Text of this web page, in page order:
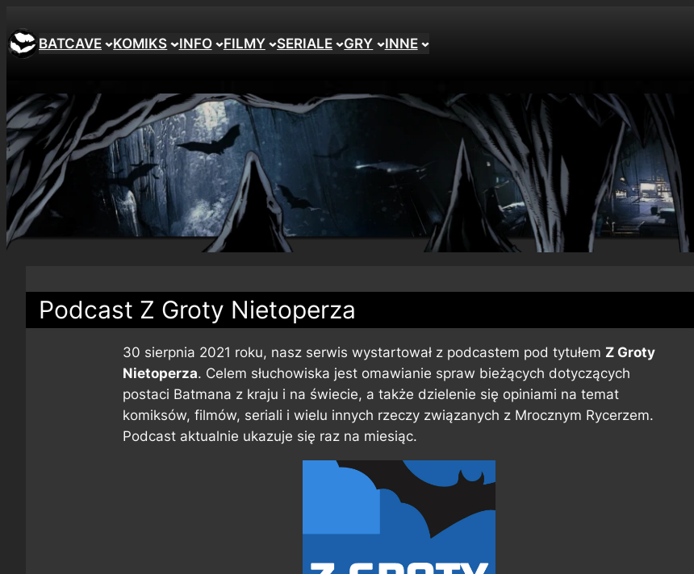
BATCAVE KOMIKS INFO FILMY SERIALE GRY INNE
Podcast Z Groty Nietoperza
30 sierpnia 2021 roku, nasz serwis wystartował z podcastem pod tytułem Z Groty
Nietoperza. Celem słuchowiska jest omawianie spraw bieżących dotyczących
postaci Batmana z kraju i na świecie, a także dzielenie się opiniami na temat
komiksów, filmów, seriali i wielu innych rzeczy związanych z Mrocznym Rycerzem.
Podcast aktualnie ukazuje się raz na miesiąc.